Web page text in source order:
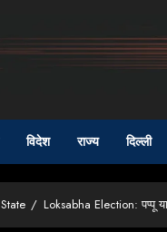
विदेश राज्य दिल्ली
State Loksabha Election: पप्पू